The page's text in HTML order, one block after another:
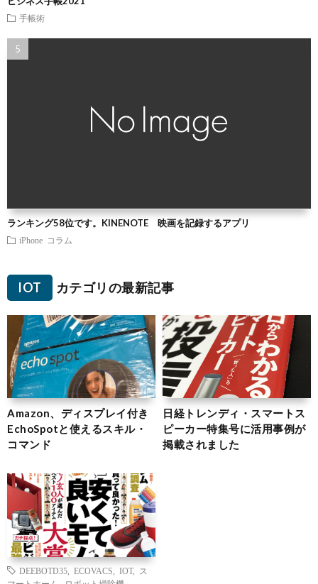
手帳術
ランキング58位です。KINENOTE 映画を記録するアプリ
iPhone コラム
IOT カテゴリの最新記事
Amazon、ディスプレイ付き
EchoSpotと使えるスキル・
コマンド
日経トレンディ・スマートス
ピーカー特集号に活用事例が
掲載されました
DEEBOTD35 ECOVACS IOT,
ス